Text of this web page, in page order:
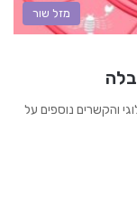
מזל שור
והקשרים נוספים על